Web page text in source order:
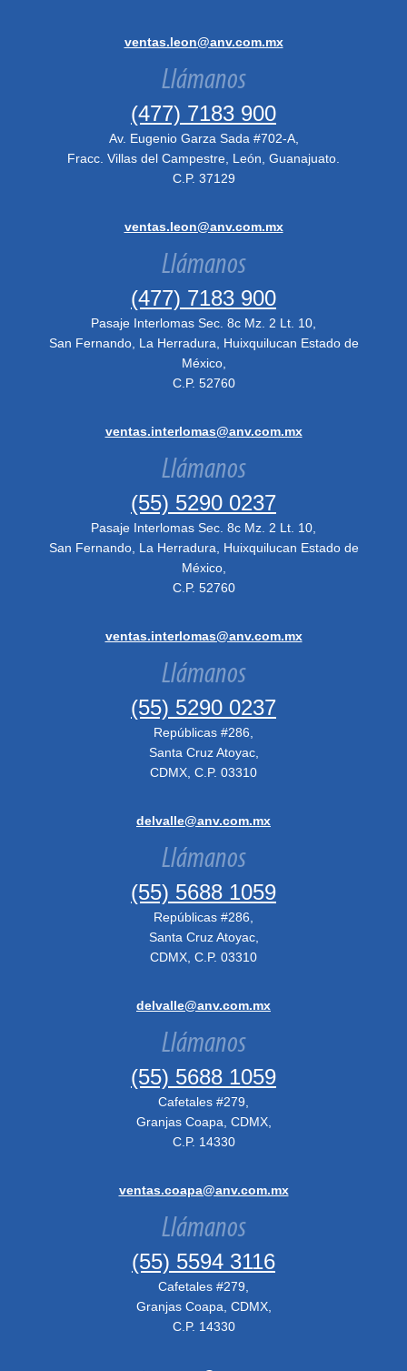
ventas.leon@anv.com.mx
Llámanos
(477) 7183 900
Av. Eugenio Garza Sada #702-A,
Fracc. Villas del Campestre, León, Guanajuato.
C.P. 37129
ventas.leon@anv.com.mx
Llámanos
(477) 7183 900
Pasaje Interlomas Sec. 8c Mz. 2 Lt. 10,
San Fernando, La Herradura, Huixquilucan Estado de
México,
C.P. 52760
ventas.interlomas@anv.com.mx
Llámanos
(55) 5290 0237
Pasaje Interlomas Sec. 8c Mz. 2 Lt. 10,
San Fernando, La Herradura, Huixquilucan Estado de
México,
C.P. 52760
ventas.interlomas@anv.com.mx
Llámanos
(55) 5290 0237
Repúblicas #286,
Santa Cruz Atoyac,
CDMX, C.P. 03310
delvalle@anv.com.mx
Llámanos
(55) 5688 1059
Repúblicas #286,
Santa Cruz Atoyac,
CDMX, C.P. 03310
delvalle@anv.com.mx
Llámanos
(55) 5688 1059
Cafetales #279,
Granjas Coapa, CDMX,
C.P. 14330
ventas.coapa@anv.com.mx
Llámanos
(55) 5594 3116
Cafetales #279,
Granjas Coapa, CDMX,
C.P. 14330